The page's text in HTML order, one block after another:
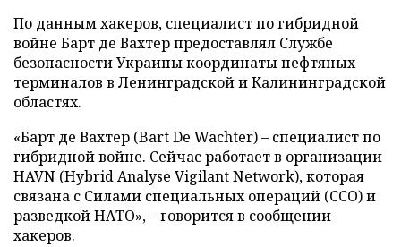
По данным хакеров, специалист по гибридной
войне Барт де Вахтер предоставлял Службе
безопасности Украины координаты нефтяных
терминалов в Ленинградской и Калининградской
областях.
«Барт де Вахтер (Bart De Wachter) – специалист по
гибридной войне. Сейчас работает в организации
HAVN (Hybrid Analyse Vigilant Network), которая
связана с Силами специальных операций (ССО) и
разведкой НАТО», – говорится в сообщении
хакеров.